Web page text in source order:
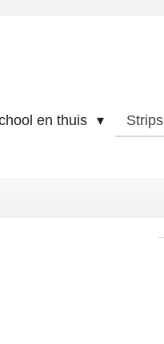
en thuis Strips